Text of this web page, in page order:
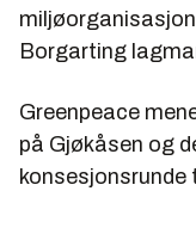
Borgarting
Greenpeace
på Gjøkåsen og